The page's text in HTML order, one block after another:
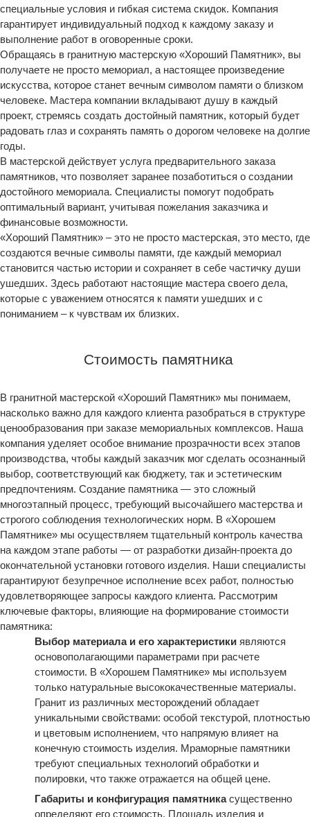
специальные условия и гибкая система скидок. Компания
гарантирует индивидуальный подход к каждому заказу и
выполнение работ в оговоренные сроки.
Обращаясь в гранитную мастерскую «Хороший Памятник», вы
получаете не просто мемориал, а настоящее произведение
искусства, которое станет вечным символом памяти о близком
человеке. Мастера компании вкладывают душу в каждый
проект, стремясь создать достойный памятник, который будет
радовать глаз и сохранять память о дорогом человеке на долгие
годы.
В мастерской действует услуга предварительного заказа
памятников, что позволяет заранее позаботиться о создании
достойного мемориала. Специалисты помогут подобрать
оптимальный вариант, учитывая пожелания заказчика и
финансовые возможности.
«Хороший Памятник» – это не просто мастерская, это место, где
создаются вечные символы памяти, где каждый мемориал
становится частью истории и сохраняет в себе частичку души
ушедших. Здесь работают настоящие мастера своего дела,
которые с уважением относятся к памяти ушедших и с
пониманием – к чувствам их близких.
Стоимость памятника
В гранитной мастерской «Хороший Памятник» мы понимаем,
насколько важно для каждого клиента разобраться в структуре
ценообразования при заказе мемориальных комплексов. Наша
компания уделяет особое внимание прозрачности всех этапов
производства, чтобы каждый заказчик мог сделать осознанный
выбор, соответствующий как бюджету, так и эстетическим
предпочтениям. Создание памятника — это сложный
многоэтапный процесс, требующий высочайшего мастерства и
строгого соблюдения технологических норм. В «Хорошем
Памятнике» мы осуществляем тщательный контроль качества
на каждом этапе работы — от разработки дизайн-проекта до
окончательной установки готового изделия. Наши специалисты
гарантируют безупречное исполнение всех работ, полностью
удовлетворяющее запросы каждого клиента. Рассмотрим
ключевые факторы, влияющие на формирование стоимости
памятника:
Выбор материала и его характеристики являются
основополагающими параметрами при расчете
стоимости. В «Хорошем Памятнике» мы используем
только натуральные высококачественные материалы.
Гранит из различных месторождений обладает
уникальными свойствами: особой текстурой, плотностью
и цветовым исполнением, что напрямую влияет на
конечную стоимость изделия. Мраморные памятники
требуют специальных технологий обработки и
полировки, что также отражается на общей цене.
Габариты и конфигурация памятникасущественно
определяют его стоимость. Площадь изделия и